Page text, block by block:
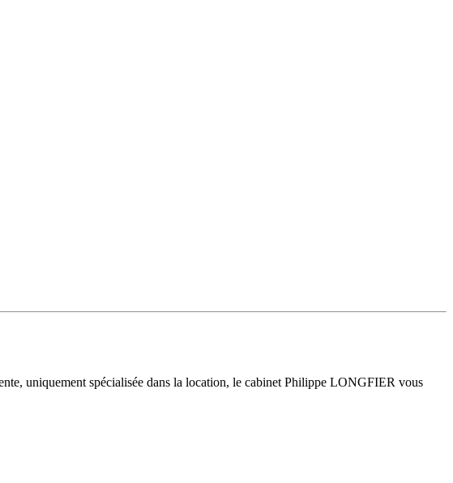
uniquement spécialisée dans la location, le cabinet Philippe LONGFIER vous